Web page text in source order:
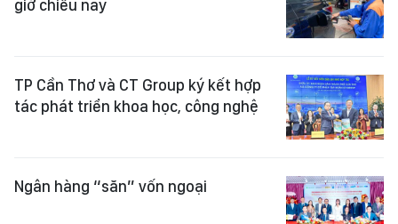
giờ chiều nay
TP Cần Thơ và CT Group ký kết hợp
tác phát triển khoa học, công nghệ
Ngân hàng “săn” vốn ngoại